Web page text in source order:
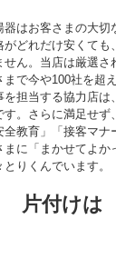
器はお客さまの大切
がどれだけ安くても
せん。当店は厳選
まで今や100社を超
を担当する協力店は
す。さらに満足せず
全教育」「接客マナ
まに「まかせてよか
とりくんでいます。
片付け